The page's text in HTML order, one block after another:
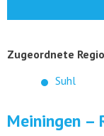
Zugeordnete
Suhl
Meiningen –